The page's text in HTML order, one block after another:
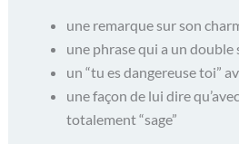
une remarque sur son
une phrase qui a un double
un “tu es dangereuse toi”
une façon de lui dire
totalement “sage”